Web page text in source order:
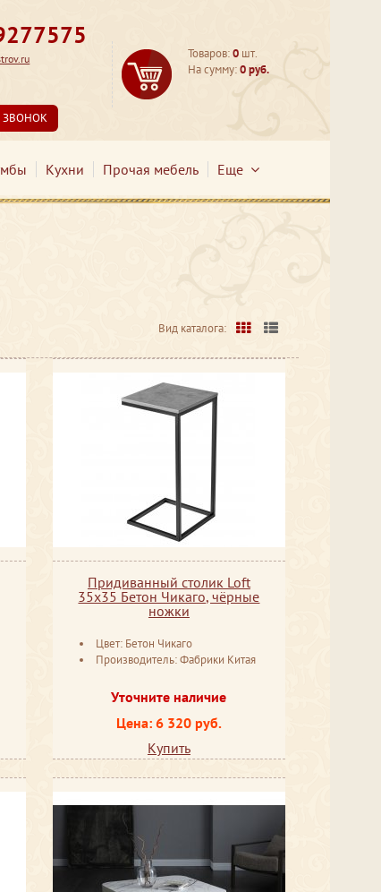
ЗВОНОК
Товаров:0 шт.
На сумму:0 руб.
Кухни Прочая мебель Еще
Вид каталога:
Придиванный столик Loft
35х35 Бетон Чикаго, чёрные
ножки
Цвет: Бетон Чикаго
Производитель: Фабрики Китая
Уточните наличие
Цена: 6 320 руб.
Купить